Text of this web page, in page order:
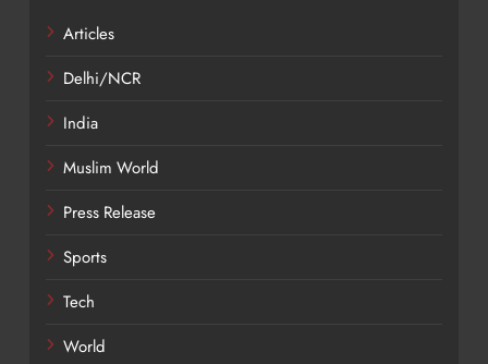
Articles
Delhi/NCR
India
Muslim World
Press Release
Sports
Tech
World